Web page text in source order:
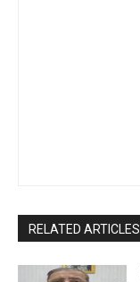
RELATED ARTICLES